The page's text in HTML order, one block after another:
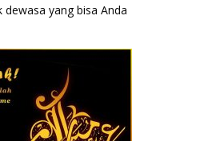
yang bisa Anda